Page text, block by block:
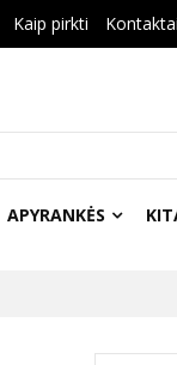
Kaip pirkti Kontaktai
APYRANKĖS